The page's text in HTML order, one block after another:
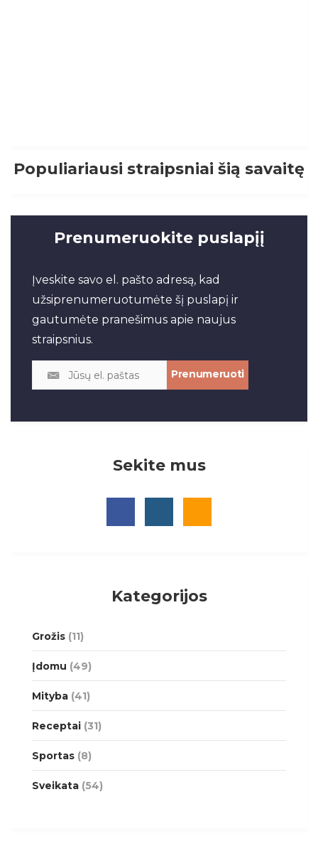
Populiariausi straipsniai šią savaitę
Prenumeruokite puslapįį
Įveskite savo el. pašto adresą, kad
užsiprenumeruotumėte šį puslapį ir
gautumėte pranešimus apie naujus
straipsnius.
Sekite mus
Kategorijos
Grožis (11)
Įdomu (49)
Mityba (41)
Receptai (31)
Sportas (8)
Sveikata (54)